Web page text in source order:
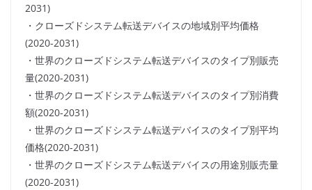
2031)
・クローズドシステム転送デバイスの地域別平均価格
(2020-2031)
・世界のクローズドシステム転送デバイスのタイプ別販売
量(2020-2031)
・世界のクローズドシステム転送デバイスのタイプ別消費
額(2020-2031)
・世界のクローズドシステム転送デバイスのタイプ別平均
価格(2020-2031)
・世界のクローズドシステム転送デバイスの用途別販売量
(2020-2031)